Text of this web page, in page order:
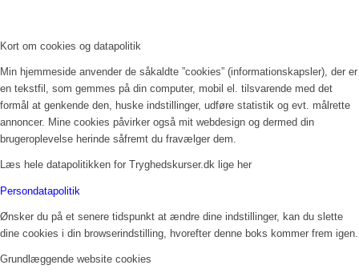
Kort om cookies og datapolitik
Min hjemmeside anvender de såkaldte ”cookies” (informationskapsler), der er
en tekstfil, som gemmes på din computer, mobil el. tilsvarende med det
formål at genkende den, huske indstillinger, udføre statistik og evt. målrette
annoncer. Mine cookies påvirker også mit webdesign og dermed din
brugeroplevelse herinde såfremt du fravælger dem.
Læs hele datapolitikken for Tryghedskurser.dk lige her
Persondatapolitik
Ønsker du på et senere tidspunkt at ændre dine indstillinger, kan du slette
dine cookies i din browserindstilling, hvorefter denne boks kommer frem igen.
Grundlæggende website cookies